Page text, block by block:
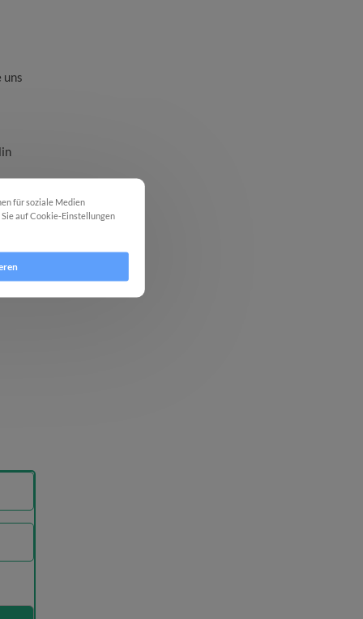
uns
für soziale Medien
Sie auf Cookie-Einstellungen